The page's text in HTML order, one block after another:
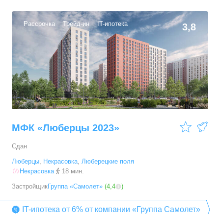
Рассрочка Трейд-ин IT-ипотека 3,8
МФК «Люберцы 2023»
Сдан
Люберцы, Некрасовка, Люберецкие поля
Некрасовка
18 мин.
ЗастройщикГруппа «Самолет» (4,4 )
IT-ипотека от 6% от компании «Группа Самолет»